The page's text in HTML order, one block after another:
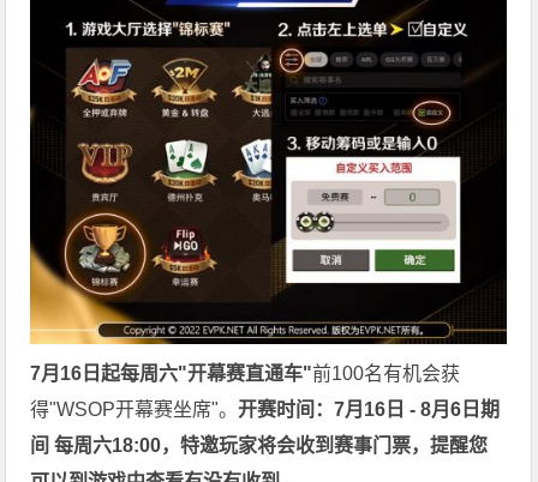
7月16日起每周六"开幕赛直通车"前100名有机会获
得"WSOP开幕赛坐席"。开赛时间：7月16日 - 8月6日期
间 每周六18:00，特邀玩家将会收到赛事门票，提醒您